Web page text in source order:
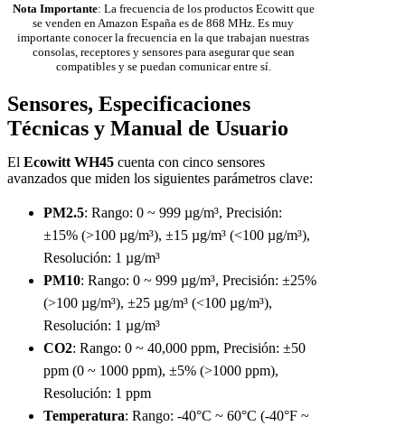
Nota Importante: La frecuencia de los productos Ecowitt que
se venden en Amazon España es de 868 MHz. Es muy
importante conocer la frecuencia en la que trabajan nuestras
consolas, receptores y sensores para asegurar que sean
compatibles y se puedan comunicar entre sí.
Sensores, Especificaciones
Técnicas y Manual de Usuario
El Ecowitt WH45 cuenta con cinco sensores
avanzados que miden los siguientes parámetros clave:
PM2.5: Rango: 0 ~ 999 µg/m³, Precisión:
±15% (>100 µg/m³), ±15 µg/m³ (<100 µg/m³),
Resolución: 1 µg/m³
PM10: Rango: 0 ~ 999 µg/m³, Precisión: ±25%
(>100 µg/m³), ±25 µg/m³ (<100 µg/m³),
Resolución: 1 µg/m³
CO2: Rango: 0 ~ 40,000 ppm, Precisión: ±50
ppm (0 ~ 1000 ppm), ±5% (>1000 ppm),
Resolución: 1 ppm
Temperatura: Rango: -40°C ~ 60°C (-40°F ~